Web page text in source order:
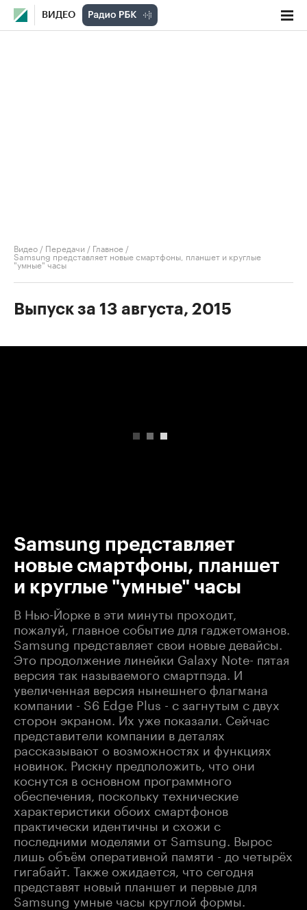
ВИДЕО
Видео / Передачи / Главное /
Samsung представляет новые смартфоны, планшет и круглые
"умные" часы
Выпуск за 13 августа, 2015
Samsung представляет
новые смартфоны, планшет
и круглые "умные" часы
В Нью-Йорке в эти минуты проходит,
пожалуй, главное событие для гаджетоманов.
Samsung представляет свои новые девайсы.
Это продолжение линейки Galaxy Note- пятая
версия так называемого смартпэда. И
увеличенная версия нынешнего флагмана
компании - S6 Edge Plus - с загнутым с двух
сторон экраном. Их уже показали. Сейчас
представители компании в деталях
рассказывают о возможностях и функциях
новинок. Рискну предположить, что они
коснутся в основном программного
обеспечения, поскольку технические
характеристики обоих смартфонов
практически идентичны и схожи с
последними моделями от Samsung. Вырос
лишь объём оперативной памяти - до четырёх
гигабайт. Также ожидается, что сегодня
представят новый планшет и первые для
Samsung умные часы круглой формы.